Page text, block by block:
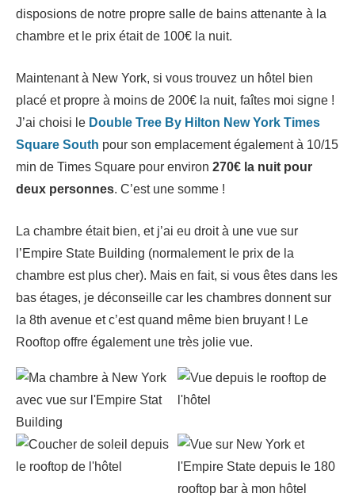
disposions de notre propre salle de bains attenante à la
chambre et le prix était de 100€ la nuit.
Maintenant à New York, si vous trouvez un hôtel bien
placé et propre à moins de 200€ la nuit, faîtes moi signe !
J’ai choisi le Double Tree By Hilton New York Times
Square South pour son emplacement également à 10/15
min de Times Square pour environ 270€ la nuit pour
deux personnes. C’est une somme !
La chambre était bien, et j’ai eu droit à une vue sur
l’Empire State Building (normalement le prix de la
chambre est plus cher). Mais en fait, si vous êtes dans les
bas étages, je déconseille car les chambres donnent sur
la 8th avenue et c’est quand même bien bruyant ! Le
Rooftop offre également une très jolie vue.